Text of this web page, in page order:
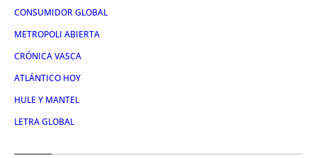
CONSUMIDOR GLOBAL
METROPOLI ABIERTA
CRÓNICA VASCA
ATLÁNTICO HOY
HULE Y MANTEL
LETRA GLOBAL